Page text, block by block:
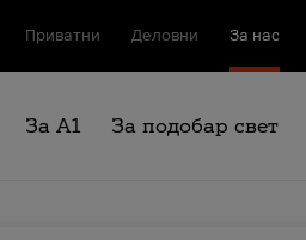
Приватни Деловни За нас
За А1 За подобар свет